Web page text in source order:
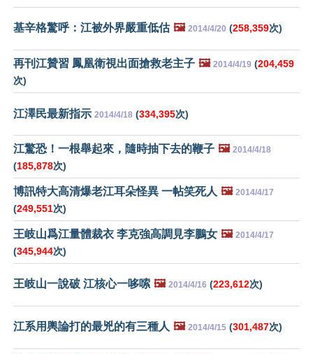
基辛格驚呼：江被外界嚴重低估 🖼️ 2014/4/20 (258,359次)
再刊江贊習 鳳凰衛視出面搶救老主子 🖼️ 2014/4/19 (204,459
次)
江澤民最新指示 2014/4/18 (334,395次)
江驚恐！一根舉起來，隨時抽下去的鞭子 🖼️ 2014/4/18
(185,878次)
博訊特大高清爆老江耳朵怪異 一帖笑死人 🖼️ 2014/4/17
(249,551次)
王岐山爲江量體裁衣 李克強高調見李鵬女 🖼️ 2014/4/17
(345,944次)
王岐山一說破 江核心一哆嗦 🖼️ 2014/4/16 (223,612次)
江系用輿論打的最兇的有三種人 🖼️ 2014/4/15 (301,487次)